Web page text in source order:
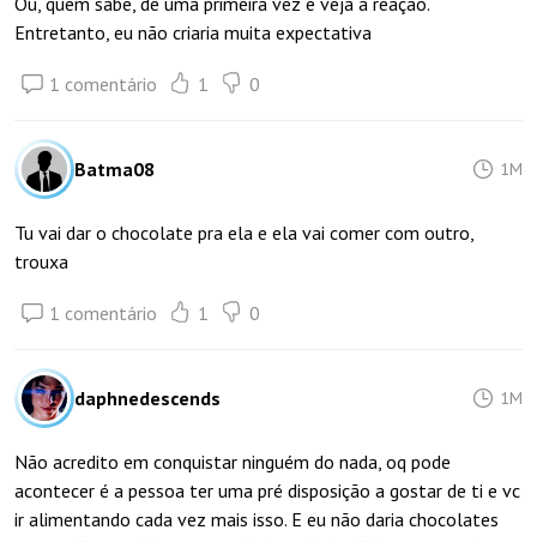
Entretanto, eu não criaria muita expectativa
1 comentário 1 0
Batma08 1M
Tu vai dar o chocolate pra ela e ela vai comer com outro,
trouxa
1 comentário 1 0
daphnedescends 1M
Não acredito em conquistar ninguém do nada, oq pode
acontecer é a pessoa ter uma pré disposição a gostar de ti e vc
ir alimentando cada vez mais isso. E eu não daria chocolates